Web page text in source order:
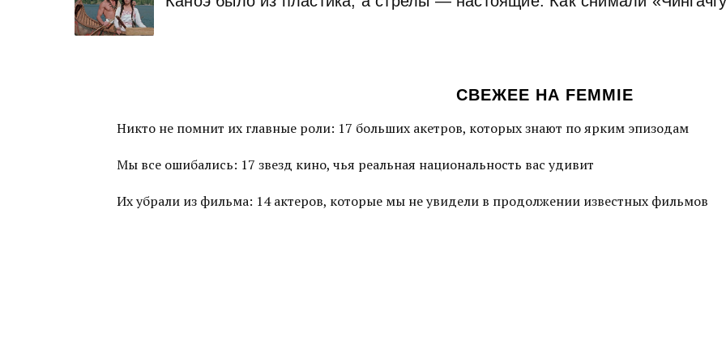
СВЕЖЕЕ НА FEMMIE
Никто не помнит их главные роли: 17 больших акетров, которых знают по ярким эпизодам
Мы все ошибались: 17 звезд кино, чья реальная национальность вас удивит
Их убрали из фильма: 14 актеров, которые мы не увидели в продолжении известных фильмов